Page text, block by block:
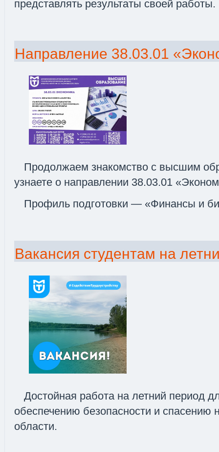
представлять результаты своей работы.
Направление 38.03.01
Продолжаем знакомство с высшим
узнаете о направлении 38.03.01
Профиль подготовки — «Финансы и
Вакансия студентам на
Достойная работа на летний период
обеспечению безопасности и спасению
области.